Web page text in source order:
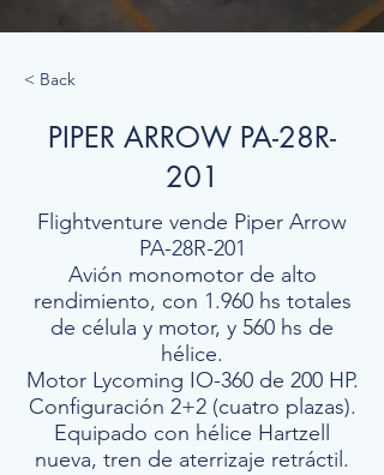
< Back
PIPER ARROW PA-28R-
201
Flightventure vende Piper Arrow
PA-28R-201
Avión monomotor de alto
rendimiento, con 1.960 hs totales
de célula y motor, y 560 hs de
hélice.
Motor Lycoming IO-360 de 200 HP.
Configuración 2+2 (cuatro plazas).
Equipado con hélice Hartzell
nueva, tren de aterrizaje retráctil.